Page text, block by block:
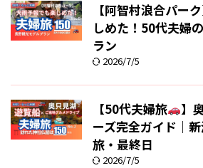
【阿智村浪合パー
しめた！50代夫婦
ラン
2026/7/5
【50代夫婦旅
】
ーズ完全ガイド｜
旅・最終日
2026/7/5